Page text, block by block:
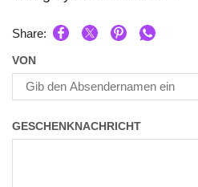
Share:
VON
GESCHENKNACHRICHT